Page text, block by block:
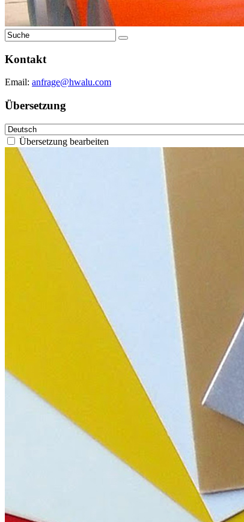
Kontakt
Email: anfrage@hwalu.com
Übersetzung
Übersetzung bearbeiten